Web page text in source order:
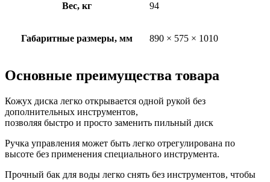
Вес, кг 94
Габаритные размеры, мм 890 × 575 × 1010
Основные преимущества товара
Кожух диска легко открывается одной рукой без
дополнительных инструментов,
позволяя быстро и просто заменить пильный диск
Ручка управления может быть легко отрегулирована по
высоте без применения специального инструмента.
Прочный бак для воды легко снять без инструментов, чтобы